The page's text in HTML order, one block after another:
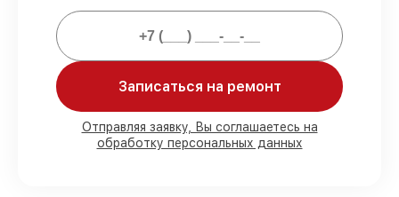
Мы гарантируем:
80%
заказов закрываем в присутствии
клиента
запчастей Legat есть в наличии в
мастерской или на складе в Санкт-
Петербурге, остальные доступны для
Записаться на ремонт
Отправляя заявку, Вы соглашаетесь на
обработку персональных данных